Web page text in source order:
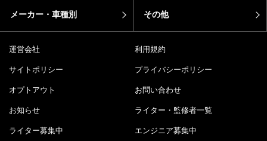
メーカー・車種別 その他
運営会社 利用規約
サイトポリシー プライバシーポリシー
オプトアウト お問い合わせ
お知らせ ライター・監修者一覧
ライター募集中 エンジニア募集中